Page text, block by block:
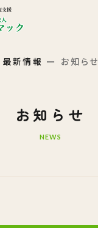
最新情報 お知らせ
お知らせ
NEWS